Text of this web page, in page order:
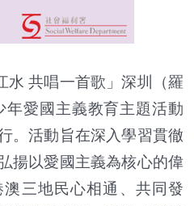
水 共唱一首歌」深圳（羅
愛國主義教育主題活動
。活動旨在深入學習貫徹
揚以愛國主義為核心的偉
三地民心相通、共同發